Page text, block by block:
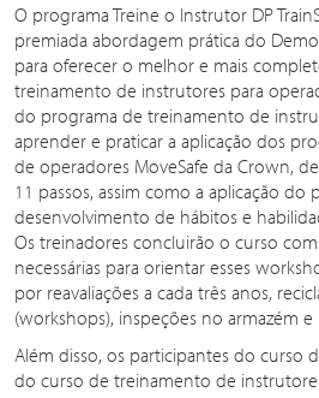
O programa Treine o Instrutor DP
premiada abordagem prática do
para oferecer o melhor e mais
treinamento de instrutores para
do programa de treinamento de
aprender e praticar a aplicação dos
de operadores MoveSafe da Crown,
11 passos, assim como a aplicação do
desenvolvimento de hábitos e
Os treinadores concluirão o curso
necessárias para orientar esses
por reavaliações a cada três anos,
(workshops), inspeções no armazém e
Além disso, os participantes do curso
do curso de treinamento de